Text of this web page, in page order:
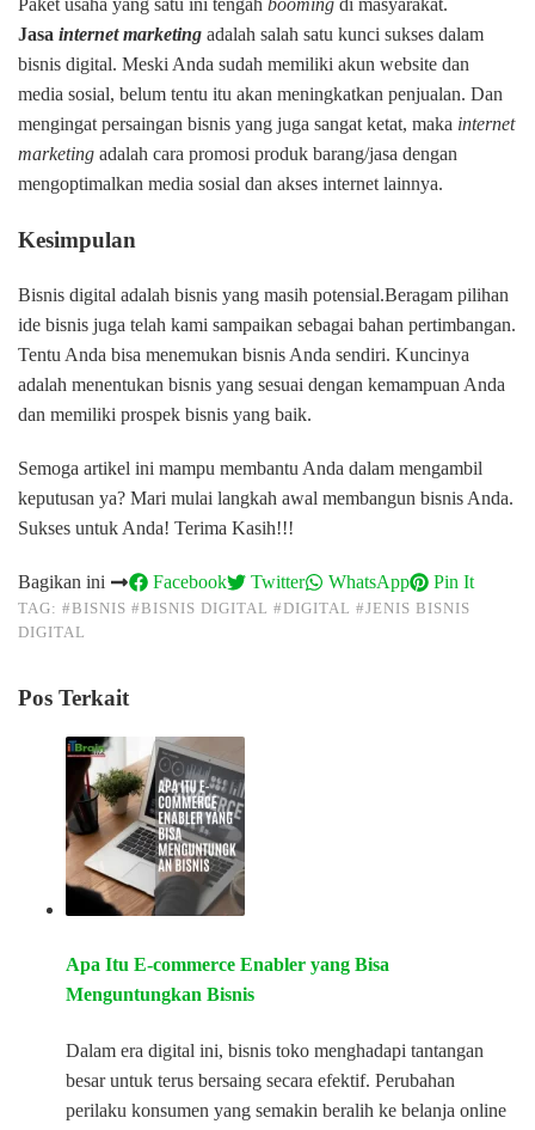
Jasa internet marketing adalah salah satu kunci sukses dalam
bisnis digital. Meski Anda sudah memiliki akun website dan
media sosial, belum tentu itu akan meningkatkan penjualan. Dan
mengingat persaingan bisnis yang juga sangat ketat, maka internet
marketing adalah cara promosi produk barang/jasa dengan
mengoptimalkan media sosial dan akses internet lainnya.
Kesimpulan
Bisnis digital adalah bisnis yang masih potensial.Beragam pilihan
ide bisnis juga telah kami sampaikan sebagai bahan pertimbangan.
Tentu Anda bisa menemukan bisnis Anda sendiri. Kuncinya
adalah menentukan bisnis yang sesuai dengan kemampuan Anda
dan memiliki prospek bisnis yang baik.
Semoga artikel ini mampu membantu Anda dalam mengambil
keputusan ya? Mari mulai langkah awal membangun bisnis Anda.
Sukses untuk Anda! Terima Kasih!!!
Bagikan ini Facebook Twitter WhatsApp Pin It
TAG: #BISNIS #BISNIS DIGITAL #DIGITAL #JENIS BISNIS
DIGITAL
Pos Terkait
Apa Itu E-commerce Enabler yang Bisa
Menguntungkan Bisnis
Dalam era digital ini, bisnis toko menghadapi tantangan
besar untuk terus bersaing secara efektif. Perubahan
perilaku konsumen yang semakin beralih ke belanja online